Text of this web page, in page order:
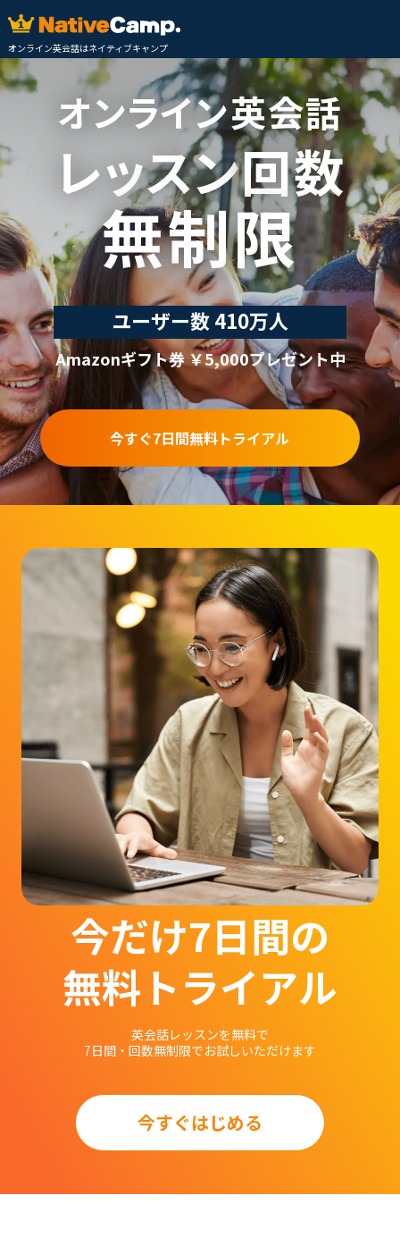
オンライン英会話はネイティブキャンプ
オンライン英会話
レッスン回数
無制限
ユーザー数 410万人
Amazonギフト券 ￥5,000プレゼント中
今すぐ7日間無料トライアル
今だけ7日間の
無料トライアル
英会話レッスンを無料で
7日間・回数無制限でお試しいただけます
今すぐはじめる